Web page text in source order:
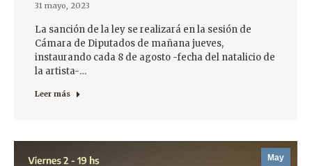
31 mayo, 2023
La sanción de la ley se realizará en la sesión de
Cámara de Diputados de mañana jueves,
instaurando cada 8 de agosto -fecha del natalicio de
la artista-…
Leer más
May